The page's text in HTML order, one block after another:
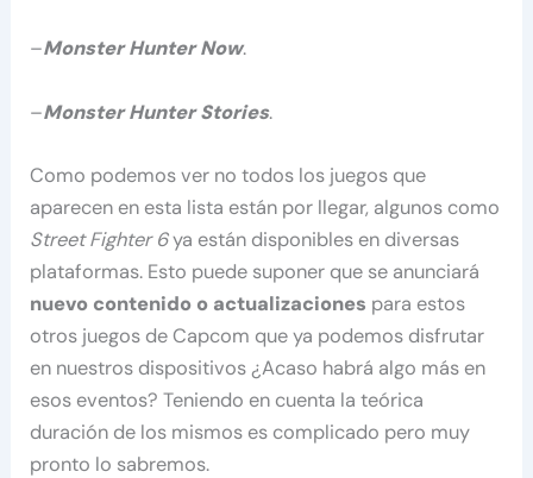
–Monster Hunter Now.
–Monster Hunter Stories.
Como podemos ver no todos los juegos que
aparecen en esta lista están por llegar, algunos como
Street Fighter 6ya están disponibles en diversas
plataformas. Esto puede suponer que se anunciará
nuevo contenido o actualizaciones para estos
otros juegos de Capcom que ya podemos disfrutar
en nuestros dispositivos ¿Acaso habrá algo más en
esos eventos? Teniendo en cuenta la teórica
duración de los mismos es complicado pero muy
pronto lo sabremos.